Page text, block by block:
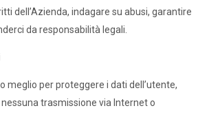
dell’Azienda, indagare su abusi, garantire
da responsabilità legali.
meglio per proteggere i dati dell’utente,
trasmissione via Internet o